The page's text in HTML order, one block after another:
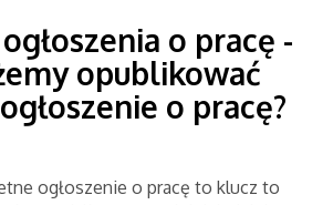
o pracę -
opublikować
o pracę?
ogłoszenie o pracę to klucz to